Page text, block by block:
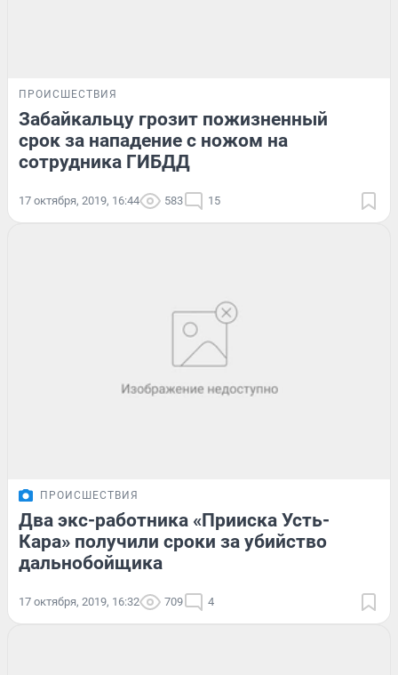
ПРОИСШЕСТВИЯ
Забайкальцу грозит пожизненный
срок за нападение с ножом на
сотрудника ГИБДД
17 октября, 2019, 16:44 583 15
ПРОИСШЕСТВИЯ
Два экс-работника «Прииска Усть-
Кара» получили сроки за убийство
дальнобойщика
17 октября, 2019, 16:32 709 4